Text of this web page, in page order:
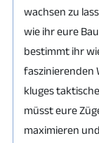
wachsen zu
wie ihr eure
bestimmt ihr
faszinierenden
kluges
müsst eure
maximieren